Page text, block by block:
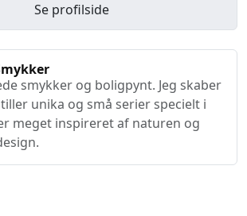
Se profilside
smykker og boligpynt. Jeg skaber
unika og små serier specielt i
meget inspireret af naturen og